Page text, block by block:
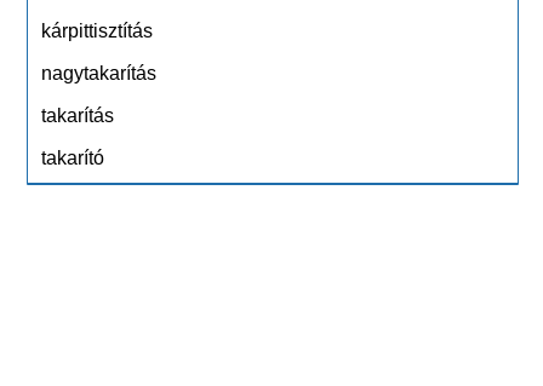
kárpittisztítás
nagytakarítás
takarítás
takarító